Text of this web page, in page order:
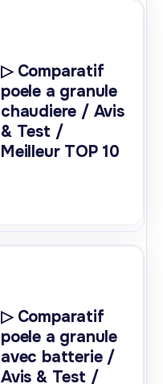
▷ Comparatif
poele a granule
chaudiere / Avis
& Test /
Meilleur TOP 10
▷ Comparatif
poele a granule
avec batterie /
Avis & Test /